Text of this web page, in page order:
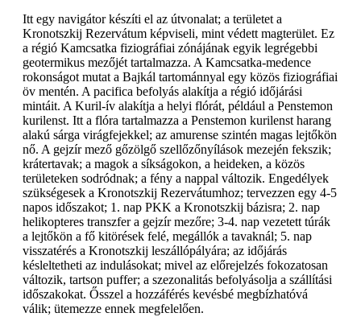
Itt egy navigátor készíti el az útvonalat; a területet a
Kronotszkij Rezervátum képviseli, mint védett magterület. Ez
a régió Kamcsatka fiziográfiai zónájának egyik legrégebbi
geotermikus mezőjét tartalmazza. A Kamcsatka-medence
rokonságot mutat a Bajkál tartománnyal egy közös fiziográfiai
öv mentén. A pacifica befolyás alakítja a régió időjárási
mintáit. A Kuril-ív alakítja a helyi flórát, például a Penstemon
kurilenst. Itt a flóra tartalmazza a Penstemon kurilenst harang
alakú sárga virágfejekkel; az amurense szintén magas lejtőkön
nő. A gejzír mező gőzölgő szellőzőnyílások mezején fekszik;
krátertavak; a magok a síkságokon, a heideken, a közös
területeken sodródnak; a fény a nappal változik. Engedélyek
szükségesek a Kronotszkij Rezervátumhoz; tervezzen egy 4-5
napos időszakot; 1. nap PKK a Kronotszkij bázisra; 2. nap
helikopteres transzfer a gejzír mezőre; 3-4. nap vezetett túrák
a lejtőkön a fő kitörések felé, megállók a tavaknál; 5. nap
visszatérés a Kronotszkij leszállópályára; az időjárás
késleltetheti az indulásokat; mivel az előrejelzés fokozatosan
változik, tartson puffer; a szezonalitás befolyásolja a szállítási
időszakokat. Ősszel a hozzáférés kevésbé megbízhatóvá
válik; ütemezze ennek megfelelően.